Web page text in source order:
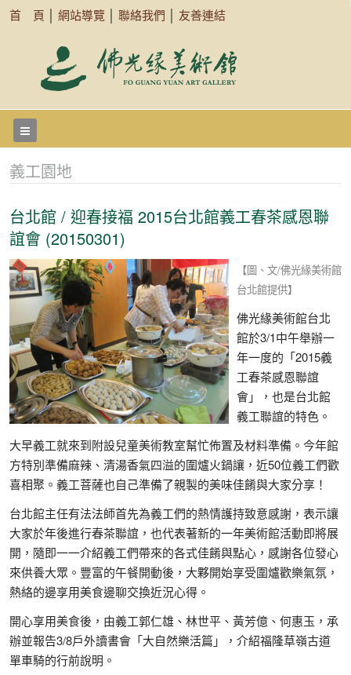
首 頁 網站導覽 聯絡我們 友善連結
義工園地
台北館 / 迎春接福 2015台北館義工春茶感恩聯
誼會 (20150301)
【圖、文/佛光緣美術館
台北館提供】
佛光緣美術館台北
館於3/1中午舉辦一
年一度的「2015義
工春茶感恩聯誼
會」，也是台北館
義工聯誼的特色。
大早義工就來到附設兒童美術教室幫忙佈置及材料準備。今年館
方特別準備麻辣、清湯香氣四溢的圍爐火鍋讓，近50位義工們歡
喜相聚。義工菩薩也自己準備了親製的美味佳餚與大家分享！
台北館主任有法法師首先為義工們的熱情護持致意感謝，表示讓
大家於年後進行春茶聯誼，也代表著新的一年美術館活動即將展
開，隨即一一介紹義工們帶來的各式佳餚與點心，感謝各位發心
來供養大眾。豐富的午餐開動後，大夥開始享受圍爐歡樂氣氛，
熱絡的邊享用美食邊聊交換近況心得。
開心享用美食後，由義工郭仁雄、林世平、黃芳億、何惠玉，承
辦並報告3/8戶外讀書會「大自然樂活篇」，介紹福隆草嶺古道
單車騎的行前說明。